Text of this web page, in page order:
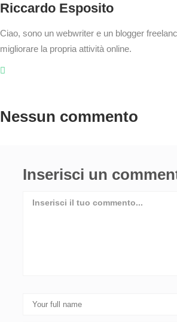
Riccardo Esposito
Ciao, sono un webwriter e un blogger
migliorare la propria attività online.
Nessun commento
Inserisci un